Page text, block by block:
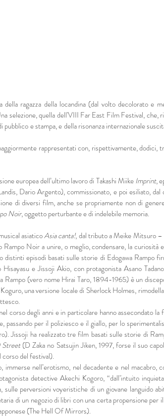
ragazza della locandina (dal volto decolorato e
selezione, quella dell'VIII Far East Film Festival, che,
e stampa, e della risonanza internazionale
rappresentati con, rispettivamente, dodici,
europea dell’ultimo lavoro di Takashi MiikeImprint,
Dario Argento), commissionato, e poi esiliato, dal
di diversi film, anche se propriamente non di
Noir, oggetto perturbante e di indelebile memoria.
asiaticoAsia canta!, dal tributo a Meike Mitsuro –
Noir a unire, o meglio, condensare, la curiosità
episodi basati sulle storie di Edogawa Rampo
e Jissoji Akio, con protagonista Asano
Rampo (vero nome Hirai Taro, 1894-1965) è un
una versione locale di Sherlock Holmes,
corso degli anni e in particolare hanno assecondato la
per il poliziesco e il giallo, per lo
Jissoji ha realizzato tre film basati sulle storie di
(D Zaka no Satsujin Jiken, 1997, forse il suo
del festival).
nell’erotismo, nel decadente e nel macabro,
detective Akechi Kogoro, “dall’intuito
sulle perversioni voyeristiche di un giovane languido
di un negozio di libri con una certa propensione
(The Hell Of Mirrors).